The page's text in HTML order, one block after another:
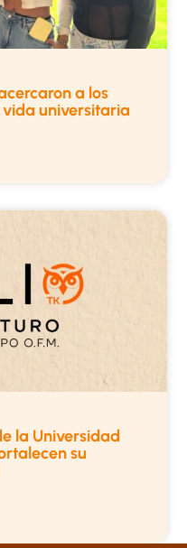
a los
vida universitaria
la Universidad
su